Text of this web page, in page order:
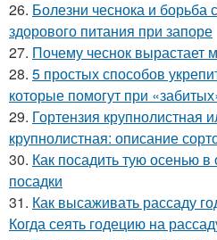
26. Болезни чеснока и
здорового питания при запоре
27. Почему чеснок вырастает
28. 5 простых способов
которые помогут при
29. Гортензия крупнолистная
крупнолистная: описание
30. Как посадить тую осенью
посадки
31. Как высаживать рассаду
Когда сеять годецию на